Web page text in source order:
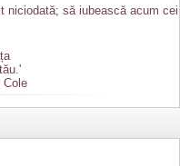
niciodată; să iubească acum cei
Cole